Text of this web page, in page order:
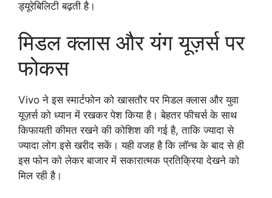
ड्यूरेबिलिटी बढ़ती है।
मिडल क्लास और यंग यूज़र्स पर
फोकस
Vivo ने इस स्मार्टफोन को खासतौर पर मिडल क्लास और युवा
यूज़र्स को ध्यान में रखकर पेश किया है। बेहतर फीचर्स के साथ
किफायती कीमत रखने की कोशिश की गई है, ताकि ज्यादा से
ज्यादा लोग इसे खरीद सकें। यही वजह है कि लॉन्च के बाद से ही
इस फोन को लेकर बाजार में सकारात्मक प्रतिक्रिया देखने को
मिल रही है।